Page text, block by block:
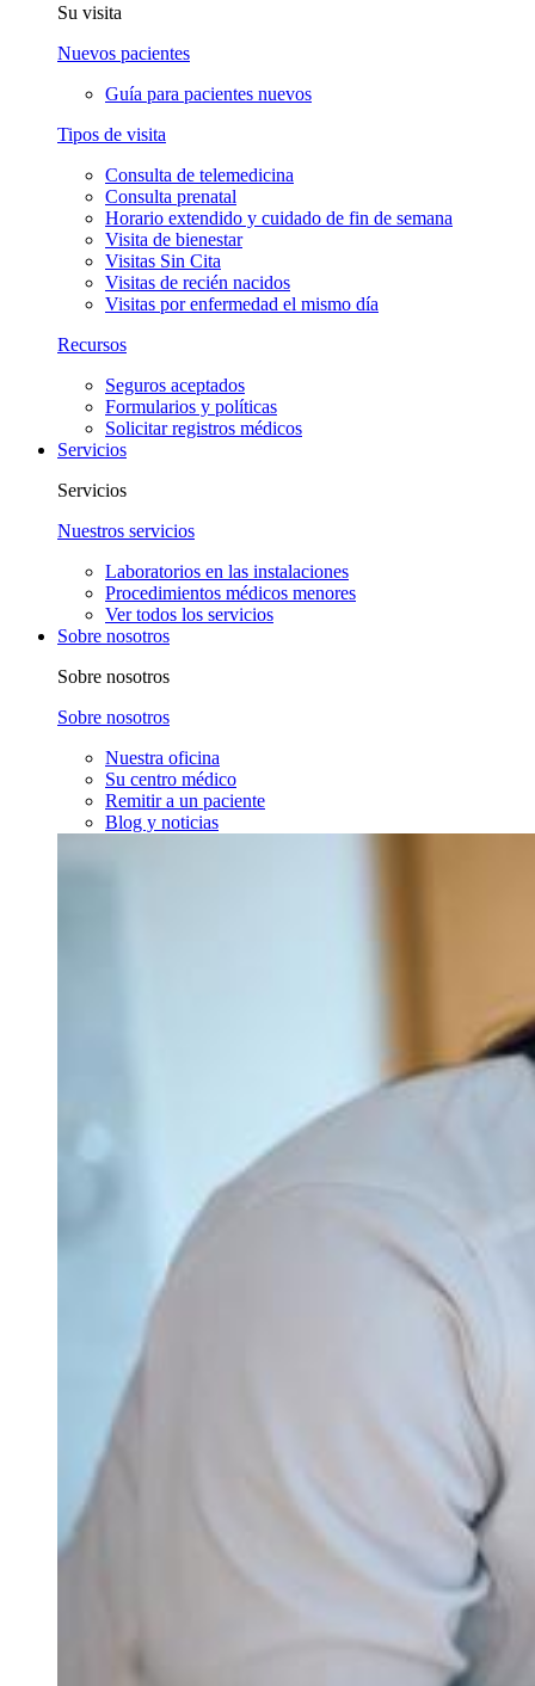
Su visita
Nuevos pacientes
Guía para pacientes nuevos
Tipos de visita
Consulta de telemedicina
Consulta prenatal
Horario extendido y cuidado de fin de semana
Visita de bienestar
Visitas Sin Cita
Visitas de recién nacidos
Visitas por enfermedad el mismo día
Recursos
Seguros aceptados
Formularios y políticas
Solicitar registros médicos
Servicios
Servicios
Nuestros servicios
Laboratorios en las instalaciones
Procedimientos médicos menores
Ver todos los servicios
Sobre nosotros
Sobre nosotros
Sobre nosotros
Nuestra oficina
Su centro médico
Remitir a un paciente
Blog y noticias